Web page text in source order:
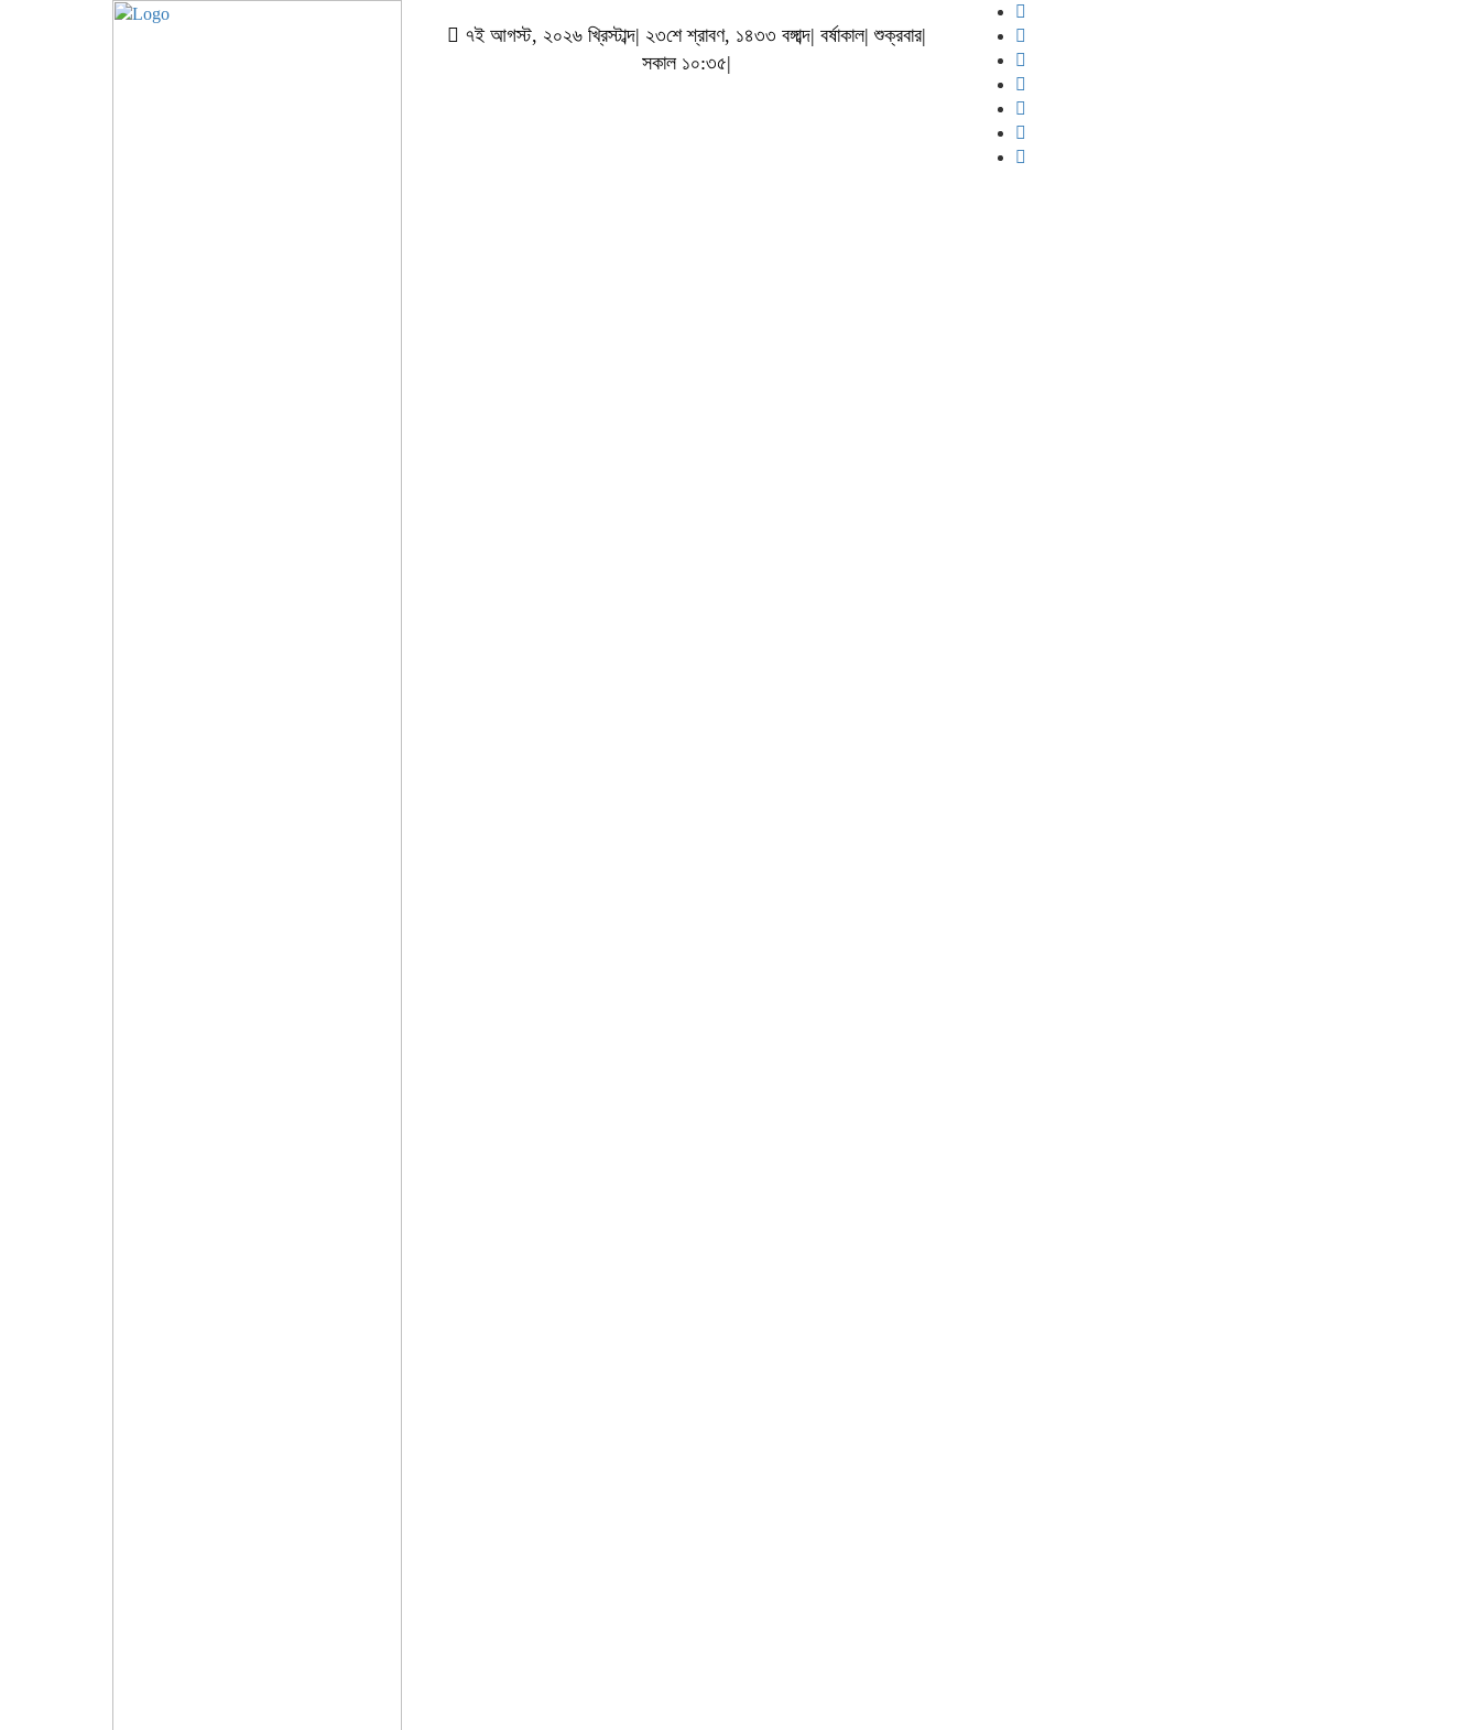
৭ই আগস্ট, ২০২৬ খ্রিস্টাব্দ| ২৩শে শ্রাবণ, ১৪৩৩ বঙ্গাব্দ| বর্ষাকাল| শুক্রবার|
সকাল ১০:৩৫|